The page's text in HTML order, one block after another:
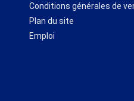
Conditions générales de
Plan du site
Emploi